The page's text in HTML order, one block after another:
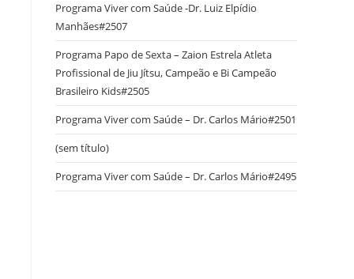
Programa Viver com Saúde -Dr. Luiz Elpídio
Manhães#2507
Programa Papo de Sexta – Zaion Estrela Atleta
Profissional de Jiu Jítsu, Campeão e Bi Campeão
Brasileiro Kids#2505
Programa Viver com Saúde – Dr. Carlos Mário#2501
(sem título)
Programa Viver com Saúde – Dr. Carlos Mário#2495